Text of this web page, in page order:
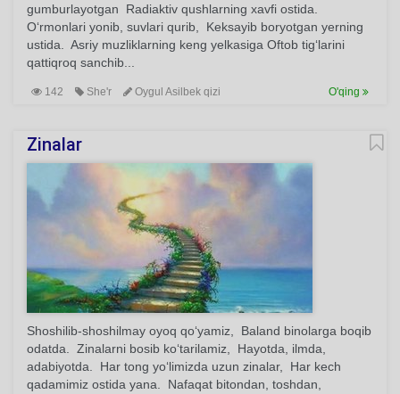
gumburlayotgan Radiaktiv qushlarning xavfi ostida.
O‘rmonlari yonib, suvlari qurib, Keksayib boryotgan yerning
ustida. Asriy muzliklarning keng yelkasiga Oftob tig‘larini
qattiqroq sanchib...
142 She'r Oygul Asilbek qizi O'qing
Zinalar
Shoshilib-shoshilmay oyoq qo‘yamiz, Baland binolarga boqib
odatda. Zinalarni bosib ko‘tarilamiz, Hayotda, ilmda,
adabiyotda. Har tong yo‘limizda uzun zinalar, Har kech
qadamimiz ostida yana. Nafaqat bitondan, toshdan,